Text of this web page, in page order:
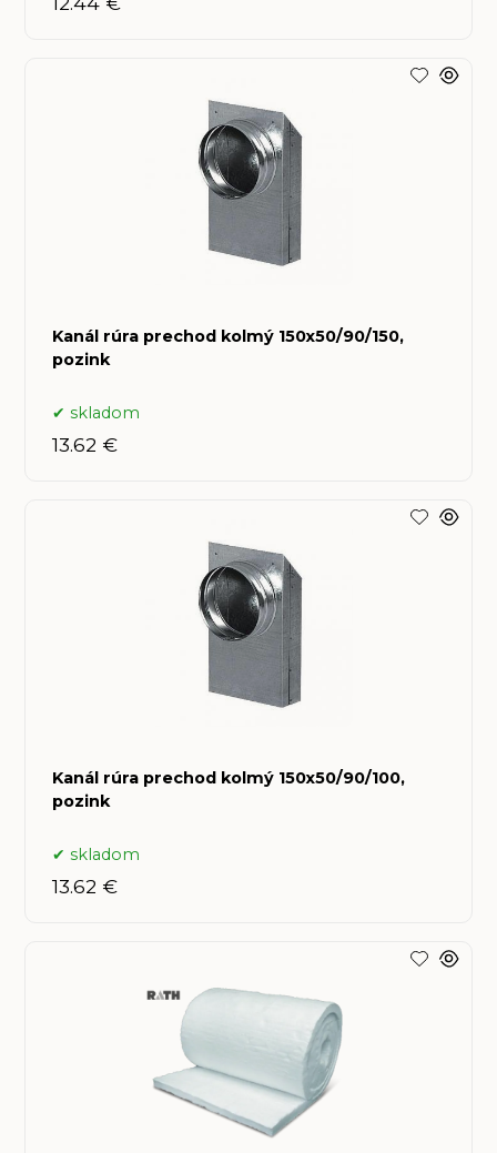
Kanál rúra prechod kolmý 150x50/90/150,
pozink
skladom
13.62 €
Kanál rúra prechod kolmý 150x50/90/100,
pozink
skladom
13.62 €